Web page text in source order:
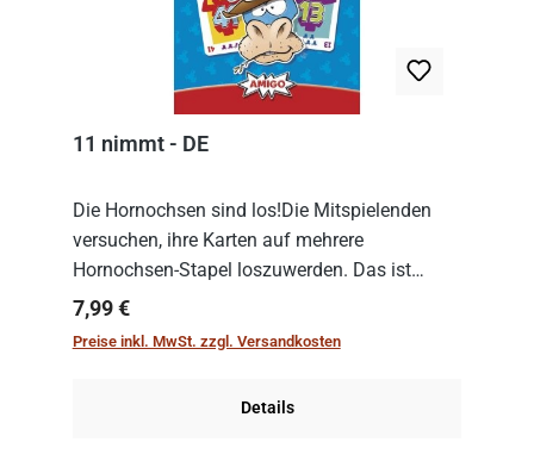
11 nimmt - DE
Die Hornochsen sind los!Die Mitspielenden
versuchen, ihre Karten auf mehrere
Hornochsen-Stapel loszuwerden. Das ist
kniffliger als gedacht, denn die Differenz
zwischen ausgespielter Karte und der
Regulärer Preis:
7,99 €
Preise inkl. MwSt. zzgl. Versandkosten
Details